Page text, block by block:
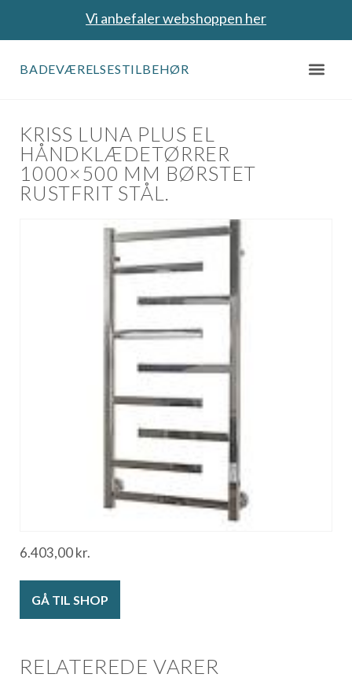
Vi anbefaler webshoppen her
BADEVÆRELSESTILBEHØR
KRISS LUNA PLUS EL
HÅNDKLÆDETØRRER
1000×500 MM BØRSTET
RUSTFRIT STÅL.
6.403,00kr.
GÅ TIL SHOP
RELATEREDE VARER